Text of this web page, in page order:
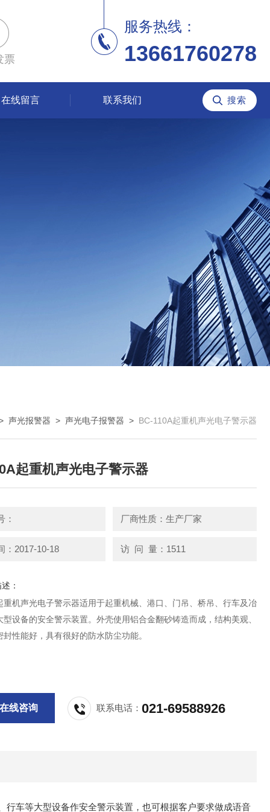
票
服务热线：
13661760278
在线留言 联系我们
声光报警器 > 声光电子报警器 > BC-110A起重机声光电子警示器
起重机声光电子警示器
： 厂商性质：生产厂家
：2017-10-18 访 问 量：1511
：
重机声光电子警示器适用于起重机械、港口、门吊、桥吊、行车及冶
型设备的安全警示装置。外壳使用铝合金翻砂铸造而成，结构美观、
性能好，具有很好的防水防尘功能。
线咨询 联系电话：021-69588926
车等大型设备作安全警示装置，也可根据客户要求做成语音